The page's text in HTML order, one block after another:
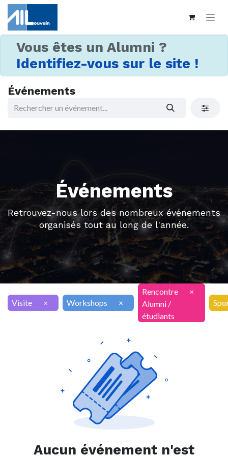
Vous êtes un Alumni ?
Identifiez-vous sur le site !
Événements
Événements
Retrouvez-nous lors des nombreux événements
organisés tout au long de l'année.
Visite × Workshops ×
Rencontre
Alumni /
étudiants
×
Aucun événement n'est